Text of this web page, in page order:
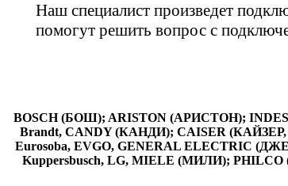
Наш специалист произведет
помогут решить вопрос с
BOSCH (БОШ); ARISTON (АРИСТОН);
Brandt, CANDY (КАНДИ); CAISER
Eurosoba, EVGO, GENERAL ELECTRIC
Kuppersbusch, LG, MIELE (МИЛИ);